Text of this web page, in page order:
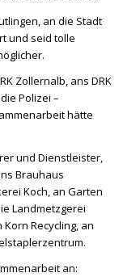
an die Stadt
und seid tolle
Zollernalb, ans DRK
Polizei –
hätte
und Dienstleister,
Brauhaus
Koch, an Garten
Landmetzgerei
Recycling, an
an: